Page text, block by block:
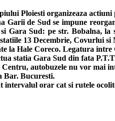
Ploiesti organizeaza
de Sud se impune
Gara Sud: pe str. Bobalna, la
13 Decembrie, Covurlui si
la Hale Coreco. Legatura
statia Gara Sud din fata
Centru, autobuzele nu vor
Bar. Bucuresti.
orar cat si rutele